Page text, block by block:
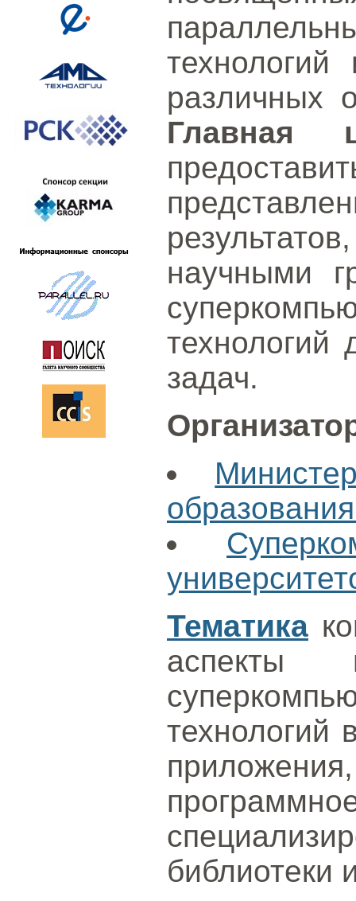
различных
Главная
научными
технологий
задач.
Тематика
аспекты
технологий
библиотеки